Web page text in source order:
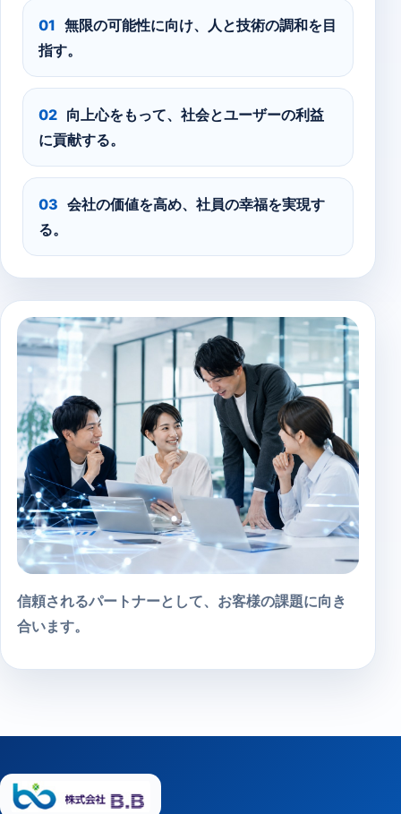
無限の可能性に向け、人と技術の調和を目
指す。
向上心をもって、社会とユーザーの利益
に貢献する。
会社の価値を高め、社員の幸福を実現す
る。
信頼されるパートナーとして、お客様の課題に向き
合います。